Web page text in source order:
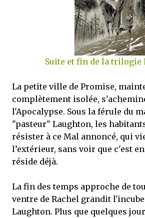
mettre sous tous les yeux. C'est cela...
Suite et fin de la trilogie
La petite ville de Promise,
complètement isolée,
l'Apocalypse. Sous la férule du
"pasteur" Laughton, les
résister à ce Mal annoncé, qui
l’extérieur, sans voir que c'est
réside déjà.
La fin des temps approche de
ventre de Rachel grandit
Laughton. Plus que quelques